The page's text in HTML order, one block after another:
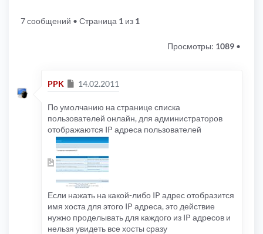
7 сообщений • Страница 1 из 1
Просмотры: 1089 •
PPK Сообщение
14.02.2011
По умолчанию на странице списка
пользователей онлайн, для администраторов
отображаются IP адреса пользователей
Если нажать на какой-либо IP адрес отобразится
имя хоста для этого IP адреса, это действие
нужно проделывать для каждого из IP адресов и
нельзя увидеть все хосты сразу